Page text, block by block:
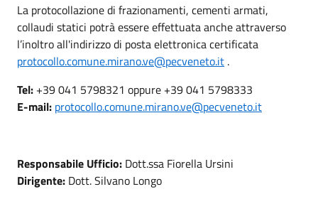
La protocollazione di frazionamenti, cementi armati,
collaudi statici potrà essere effettuata anche attraverso
l’inoltro all'indirizzo di posta elettronica certificata
protocollo.comune.mirano.ve@pecveneto.it .
Tel: +39 041 5798321 oppure +39 041 5798333
E-mail: protocollo.comune.mirano.ve@pecveneto.it
Responsabile Ufficio: Dott.ssa Fiorella Ursini
Dirigente: Dott. Silvano Longo